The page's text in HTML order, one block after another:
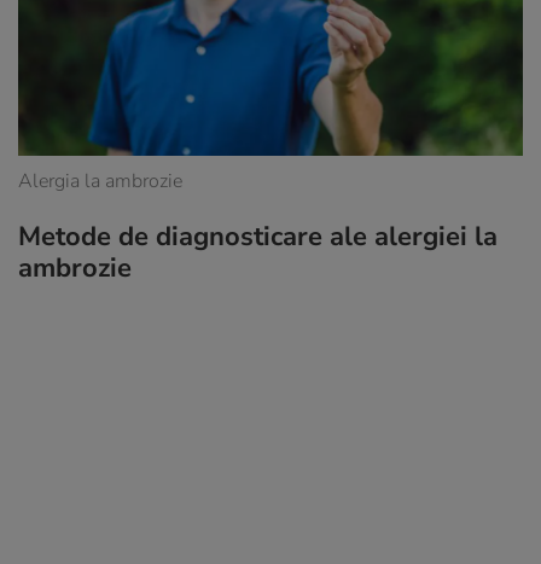
Alergia la ambrozie
Metode de diagnosticare ale alergiei la
ambrozie